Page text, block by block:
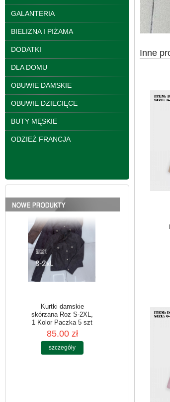
GALANTERIA
BIELIZNA I PIŻAMA
DODATKI
DLA DOMU
OBUWIE DAMSKIE
OBUWIE DZIECIĘCE
BUTY MĘSKIE
ODZIEŻ FRANCJA
Kurtki damskie
skórzana Roz S-2XL,
Kurtki damskie
skórzana Roz S-2XL,
1 Kolor Paczka 5 szt
Inne